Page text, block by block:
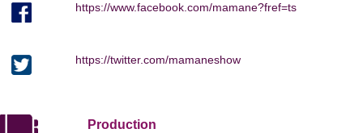
https://www.facebook.com/mamane?fref=ts
https://twitter.com/mamaneshow
Production